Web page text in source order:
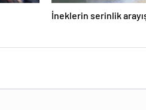
İneklerin serinlik